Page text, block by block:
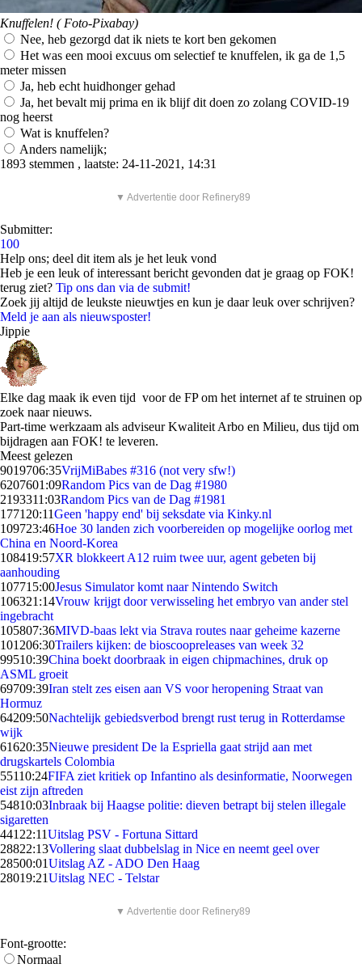
Knuffelen! ( Foto-Pixabay)
Nee, heb gezorgd dat ik niets te kort ben gekomen
Het was een mooi excuus om selectief te knuffelen, ik ga de 1,5
meter missen
Ja, heb echt huidhonger gehad
Ja, het bevalt mij prima en ik blijf dit doen zo zolang COVID-19
nog heerst
Wat is knuffelen?
Anders namelijk;
1893 stemmen , laatste: 24-11-2021, 14:31
▼ Advertentie door Refinery89
Submitter:
100
Help ons; deel dit item als je het leuk vond
Heb je een leuk of interessant bericht gevonden dat je graag op FOK!
terug ziet? Tip ons dan via de submit!
Zoek jij altijd de leukste nieuwtjes en kun je daar leuk over schrijven?
Meld je aan als nieuwsposter!
Jippie
Elke dag maak ik even tijd voor de FP om het internet af te struinen op
zoek naar nieuws.
Part-time werkzaam als adviseur Kwaliteit Arbo en Milieu, dus tijd om
bijdragen aan FOK! te leveren.
Meest gelezen
9019706:35VrijMiBabes #316 (not very sfw!)
6207601:09Random Pics van de Dag #1980
2193311:03Random Pics van de Dag #1981
1771 20:11Geen 'happy end' bij seksdate via Kinky.nl
109723:46Hoe 30 landen zich voorbereiden op mogelijke oorlog met
China en Noord-Korea
108419:57XR blokkeert A12 ruim twee uur, agent gebeten bij
aanhouding
107715:00Jesus Simulator komt naar Nintendo Switch
106321:14Vrouw krijgt door verwisseling het embryo van ander stel
ingebracht
105807:36MIVD-baas lekt via Strava routes naar geheime kazerne
101206:30Trailers kijken: de bioscoopreleases van week 32
99510:39China boekt doorbraak in eigen chipmachines, druk op
ASML groeit
69709:39Iran stelt zes eisen aan VS voor heropening Straat van
Hormuz
64209:50Nachtelijk gebiedsverbod brengt rust terug in Rotterdamse
wijk
61620:35Nieuwe president De la Espriella gaat strijd aan met
drugskartels Colombia
55110:24FIFA ziet kritiek op Infantino als desinformatie, Noorwegen
eist zijn aftreden
54810:03Inbraak bij Haagse politie: dieven betrapt bij stelen illegale
sigaretten
441 22:11Uitslag PSV - Fortuna Sittard
28822:13Vollering slaat dubbelslag in Nice en neemt geel over
28500:01Uitslag AZ - ADO Den Haag
28019:21Uitslag NEC - Telstar
▼ Advertentie door Refinery89
Font-grootte:
Normaal